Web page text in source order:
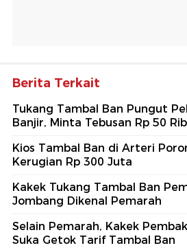
Berita Terkait
Tukang Tambal Ban Pungut
Banjir, Minta Tebusan Rp 50
Kios Tambal Ban di Arteri
Kerugian Rp 300 Juta
Kakek Tukang Tambal Ban
Jombang Dikenal Pemarah
Selain Pemarah, Kakek
Suka Getok Tarif Tambal Ban